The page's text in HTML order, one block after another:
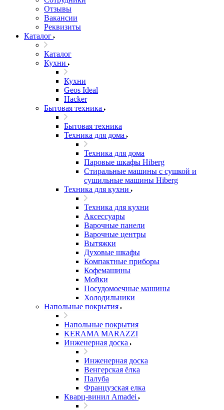
Отзывы
Вакансии
Реквизиты
Каталог
Каталог
Кухни
Кухни
Geos Ideal
Hacker
Бытовая техника
Бытовая техника
Техника для дома
Техника для дома
Паровые шкафы Hiberg
Стиральные машины с сушкой и
сушильные машины Hiberg
Техника для кухни
Техника для кухни
Аксессуары
Варочные панели
Варочные центры
Вытяжки
Духовые шкафы
Компактные приборы
Кофемашины
Мойки
Посудомоечные машины
Холодильники
Напольные покрытия
Напольные покрытия
KERAMA MARAZZI
Инженерная доска
Инженерная доска
Венгерская ёлка
Палуба
Французская елка
Кварц-винил Amadei